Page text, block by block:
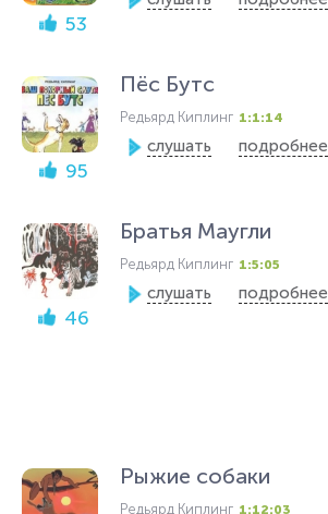
53
95
Пёс Бутс
Редьярд Киплинг 1:1:14
слушать подробнее
46
Братья Маугли
Редьярд Киплинг 1:5:05
слушать подробнее
Рыжие собаки
Редьярд Киплинг 1:12:03